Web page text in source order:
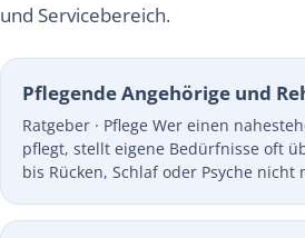
und Servicebereich.
Pflegende Angehörige und
Ratgeber · Pflege Wer einen
pflegt, stellt eigene Bedürfnisse oft
bis Rücken, Schlaf oder Psyche nicht